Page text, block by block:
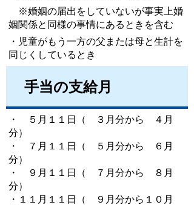
※婚姻の届出をしていないが事実上婚
姻関係と同様の事情にあるときを含む
・児童がもう一方の父または母と生計を
同じくしているとき
手当の支給月
・ ５月１１日（ ３月分から ４月
分）
・ ７月１１日（ ５月分から ６月
分）
・ ９月１１日（ ７月分から ８月
分）
・１１月１１日（ ９月分から１０月